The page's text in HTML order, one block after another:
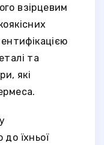
взірцевим
та
які
до їхньої